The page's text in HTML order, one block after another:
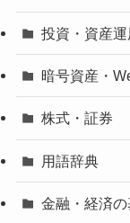
投資・資産運
暗号資産・
株式・証券
用語辞典
金融・経済の